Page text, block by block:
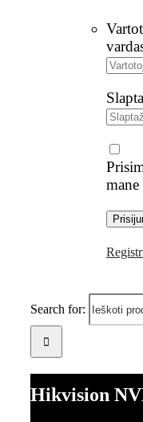
mane
Search for:
Hikvision